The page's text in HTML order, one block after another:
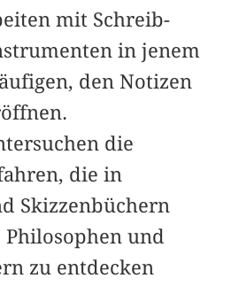
mit Schreib-
in jenem
den Notizen
die
die in
Skizzenbüchern
und
zu entdecken